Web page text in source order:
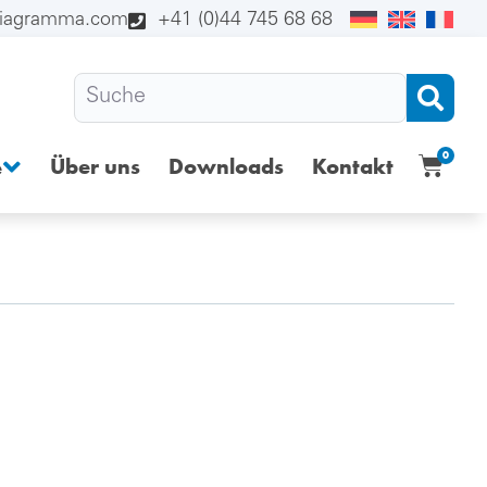
+41 (0)44 745 68 68
Über uns Downloads Kontakt 0